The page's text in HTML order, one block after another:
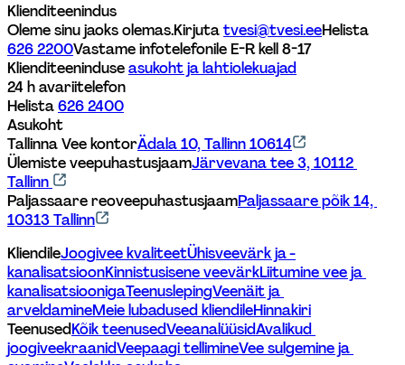
Klienditeenindus
Oleme sinu jaoks olemas.Kirjuta tvesi@tvesi.eeHelista
626 2200Vastame infotelefonile E-R kell 8-17
Klienditeeninduse asukoht ja lahtiolekuajad
24 h avariitelefon
Helista 626 2400
Asukoht
Tallinna Vee kontorÄdala 10, Tallinn 10614
Ülemiste veepuhastusjaamJärvevana tee 3, 10112
Tallinn
Paljassaare reoveepuhastusjaamPaljassaare põik 14,
10313 Tallinn
KliendileJoogivee kvaliteetÜhisveevärk ja -
kanalisatsioonKinnistusisene veevärkLiitumine vee ja
kanalisatsioonigaTeenuslepingVeenäit ja
arveldamineMeie lubadused kliendileHinnakiri
TeenusedKõik teenusedVeeanalüüsidAvalikud
joogiveekraanidVeepaagi tellimineVee sulgemine ja